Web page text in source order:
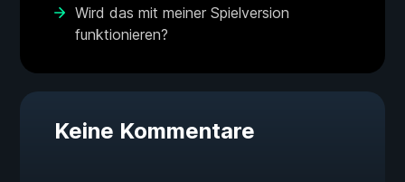
Wird das mit meiner Spielversion
funktionieren?
Keine Kommentare